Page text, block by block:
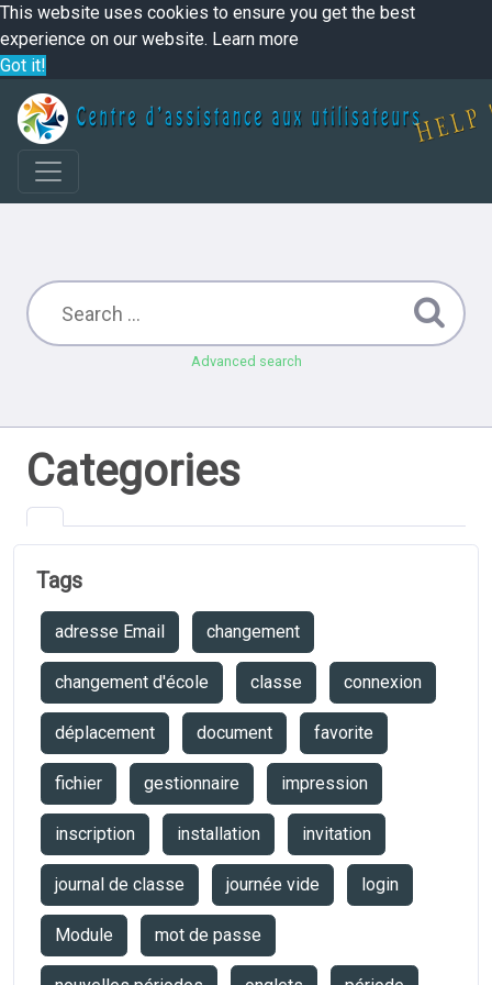
This website uses cookies to ensure you get the best
experience on our website. Learn more
Got it!
Advanced search
Categories
Tags
adresse Email changement
changement d'école classe connexion
déplacement document favorite
fichier gestionnaire impression
inscription installation invitation
journal de classe journée vide login
Module mot de passe